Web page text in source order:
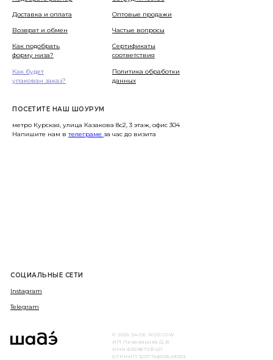
Доставка и оплата
Возврат и обмен
Сертификаты
соответствия
Оптовые продажи
СОЦИАЛЬНЫЕ СЕТИ
Instagram
Telegram
© 2025 SADE.MOSCOW
ИП Пивоварова Д.В.
ИНН 682967231421
ОГРНИП 320774600549033
Политика обработки
данных
Как подобрать
форму низа?
Частые вопросы
Как будет
упакован заказ?
ПОСЕТИТЕ НАШ ШОУРУМ
метро Курская, улица Казакова 8с2, 3 этаж, офис 304
Напишите нам в телеграме за час до визита